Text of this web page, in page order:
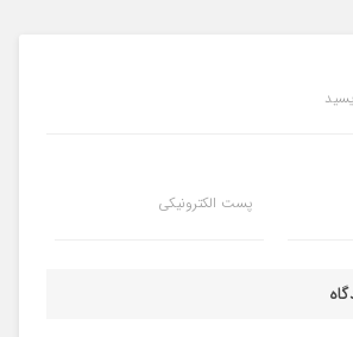
پست الکترونیکی